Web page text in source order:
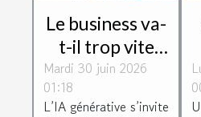
Le business va-
t-il trop vite
pour la
législation
Mardi 30 juin 2026
01:18
L’IA générative s’invite